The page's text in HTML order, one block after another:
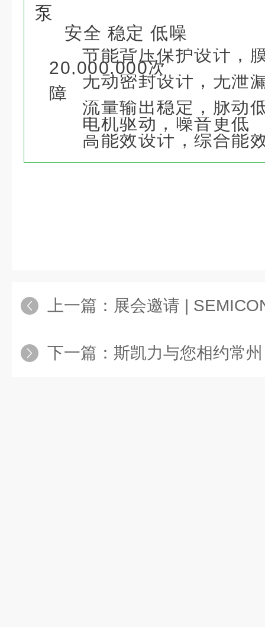
泵
安全 稳定 低噪
节能背压保护设计，
20,000,000次
无动密封设计，无泄
障
流量输出稳定，脉动
电机驱动，噪音更低
高能效设计，综合能
上一篇： 展会邀请 | SEMICON & CPCA双
下一篇： 斯凯力与您相约常州，共